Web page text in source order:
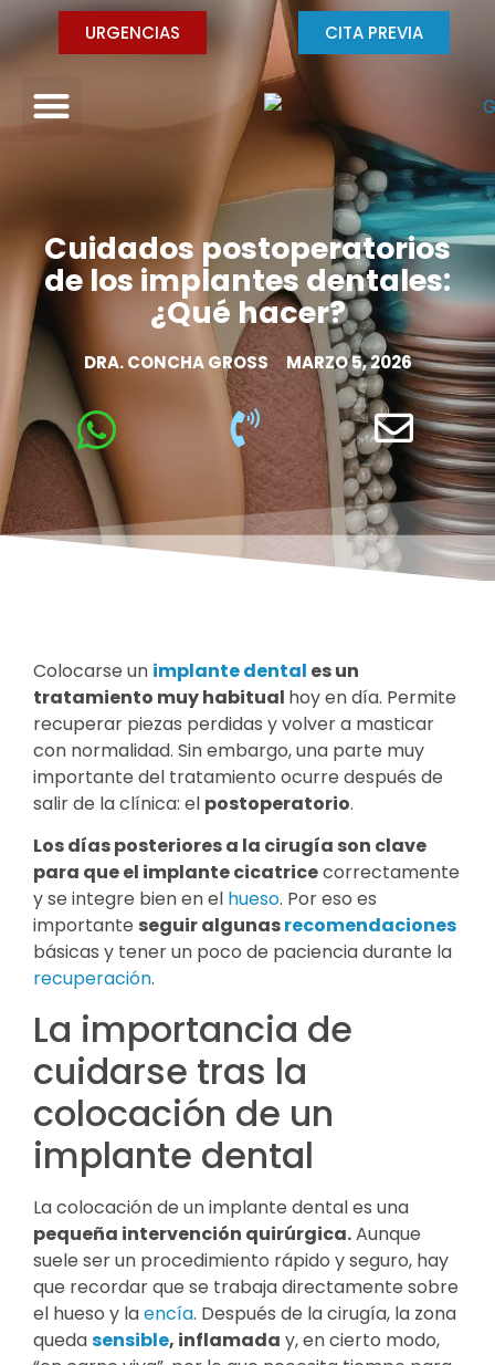
CITA PREVIA
URGENCIAS
Cuidados postoperatorios
de los implantes dentales:
¿Qué hacer?
DRA. CONCHA GROSS MARZO 5, 2026
Colocarse un implante dental es un
tratamiento muy habitual hoy en día. Permite
recuperar piezas perdidas y volver a masticar
con normalidad. Sin embargo, una parte muy
importante del tratamiento ocurre después de
salir de la clínica: el postoperatorio.
Los días posteriores a la cirugía son clave
para que el implante cicatricecorrectamente
y se integre bien en el hueso. Por eso es
importante seguir algunasrecomendaciones
básicas y tener un poco de paciencia durante la
recuperación.
La importancia de
cuidarse tras la
colocación de un
implante dental
La colocación de un implante dental es una
pequeña intervención quirúrgica.Aunque
suele ser un procedimiento rápido y seguro, hay
que recordar que se trabaja directamente sobre
el hueso y laencía. Después de la cirugía, la zona
quedasensible, inflamada y, en cierto modo,